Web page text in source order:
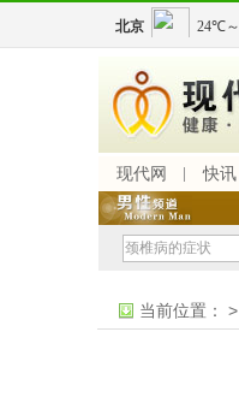
现代网 快讯
当前位置： >